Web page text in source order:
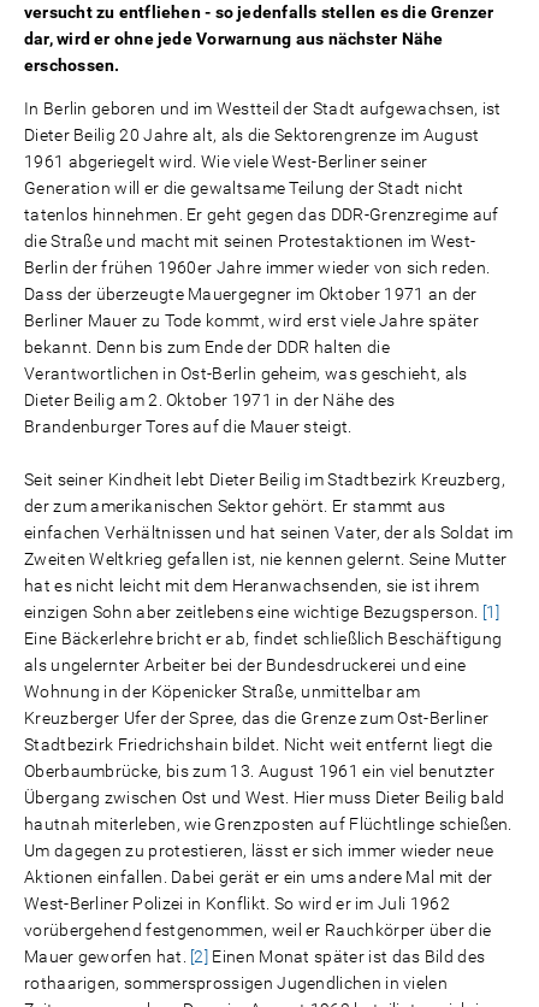
versucht zu entfliehen - so jedenfalls stellen es die Grenzer
dar, wird er ohne jede Vorwarnung aus nächster Nähe
erschossen.
In Berlin geboren und im Westteil der Stadt aufgewachsen, ist
Dieter Beilig 20 Jahre alt, als die Sektorengrenze im August
1961 abgeriegelt wird. Wie viele West-Berliner seiner
Generation will er die gewaltsame Teilung der Stadt nicht
tatenlos hinnehmen. Er geht gegen das DDR-Grenzregime auf
die Straße und macht mit seinen Protestaktionen im West-
Berlin der frühen 1960er Jahre immer wieder von sich reden.
Dass der überzeugte Mauergegner im Oktober 1971 an der
Berliner Mauer zu Tode kommt, wird erst viele Jahre später
bekannt. Denn bis zum Ende der DDR halten die
Verantwortlichen in Ost-Berlin geheim, was geschieht, als
Dieter Beilig am 2. Oktober 1971 in der Nähe des
Brandenburger Tores auf die Mauer steigt.
Seit seiner Kindheit lebt Dieter Beilig im Stadtbezirk Kreuzberg,
der zum amerikanischen Sektor gehört. Er stammt aus
einfachen Verhältnissen und hat seinen Vater, der als Soldat im
Zweiten Weltkrieg gefallen ist, nie kennen gelernt. Seine Mutter
hat es nicht leicht mit dem Heranwachsenden, sie ist ihrem
einzigen Sohn aber zeitlebens eine wichtige Bezugsperson. [1]
Eine Bäckerlehre bricht er ab, findet schließlich Beschäftigung
als ungelernter Arbeiter bei der Bundesdruckerei und eine
Wohnung in der Köpenicker Straße, unmittelbar am
Kreuzberger Ufer der Spree, das die Grenze zum Ost-Berliner
Stadtbezirk Friedrichshain bildet. Nicht weit entfernt liegt die
Oberbaumbrücke, bis zum 13. August 1961 ein viel benutzter
Übergang zwischen Ost und West. Hier muss Dieter Beilig bald
hautnah miterleben, wie Grenzposten auf Flüchtlinge schießen.
Um dagegen zu protestieren, lässt er sich immer wieder neue
Aktionen einfallen. Dabei gerät er ein ums andere Mal mit der
West-Berliner Polizei in Konflikt. So wird er im Juli 1962
vorübergehend festgenommen, weil er Rauchkörper über die
Mauer geworfen hat. [2] Einen Monat später ist das Bild des
rothaarigen, sommersprossigen Jugendlichen in vielen